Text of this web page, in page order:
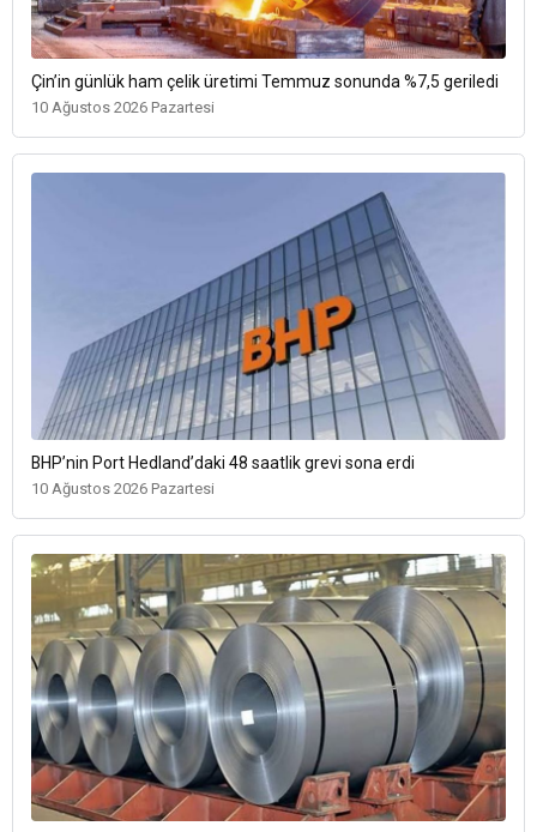
Çin’in günlük ham çelik üretimi Temmuz sonunda %7,5 geriledi
10 Ağustos 2026 Pazartesi
BHP’nin Port Hedland’daki 48 saatlik grevi sona erdi
10 Ağustos 2026 Pazartesi